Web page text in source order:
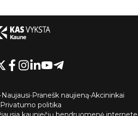
•Naujausi•Pranešk naujieną•Akcininkai
Privatumo politika